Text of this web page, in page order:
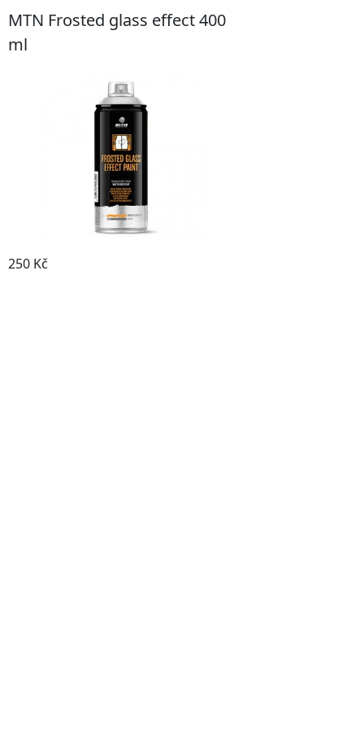
MTN Frosted glass effect 400
ml
250 Kč